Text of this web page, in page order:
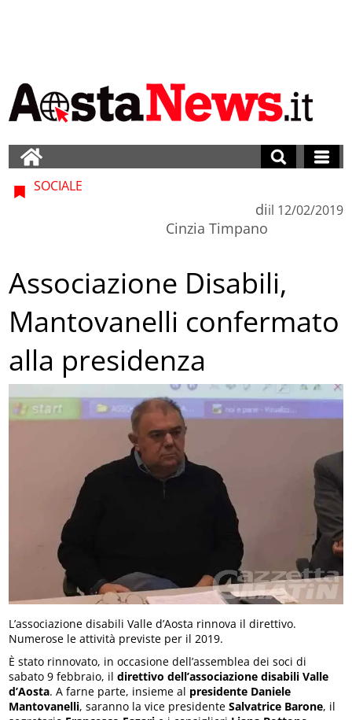
SOCIALE
di
Cinzia Timpano
il 12/02/2019
Associazione Disabili,
Mantovanelli confermato
alla presidenza
L’associazione disabili Valle d’Aosta rinnova il direttivo.
Numerose le attività previste per il 2019.
È stato rinnovato, in occasione dell’assemblea dei soci di
sabato 9 febbraio, ildirettivo dell’associazione disabili Valle
d’Aosta. A farne parte, insieme al presidente Daniele
Mantovanelli, saranno la vice presidenteSalvatrice Barone, il